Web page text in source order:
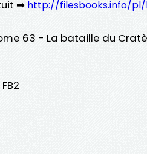
➡ http://filesbooks.info/
63 - La bataille du